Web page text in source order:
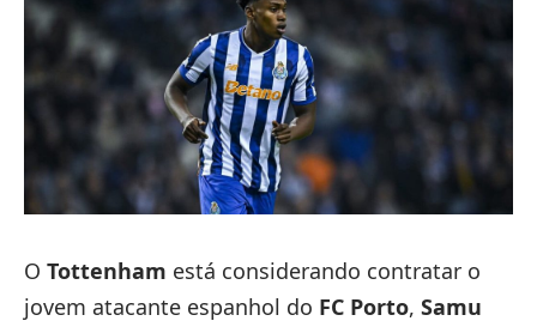
O Tottenham está considerando contratar o
jovem atacante espanhol do FC Porto, Samu